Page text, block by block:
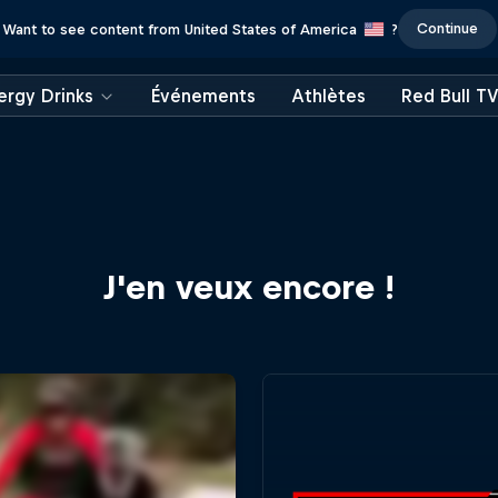
Want to see content from United States of America ? Continue
Drinks Événements Athlètes Red Bull TV
J'en veux encore !